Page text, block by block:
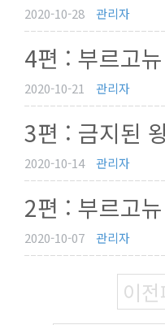
2020-10-28 관리자
4편 : 부르고
2020-10-21 관리자
3편 : 금지된
2020-10-14 관리자
2편 : 부르고
2020-10-07 관리자
이